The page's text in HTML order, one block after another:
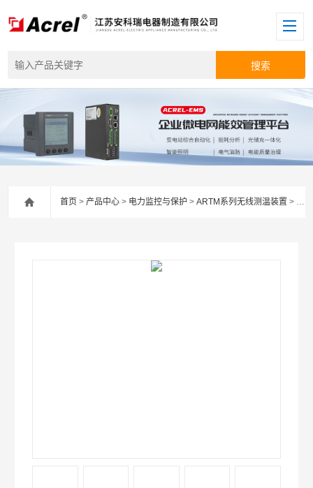
首页 >产品中心 > 电力监控与保护 >ARTM系列无线测温装置 > 安科瑞ATE400电气接点发热温度监测传感器